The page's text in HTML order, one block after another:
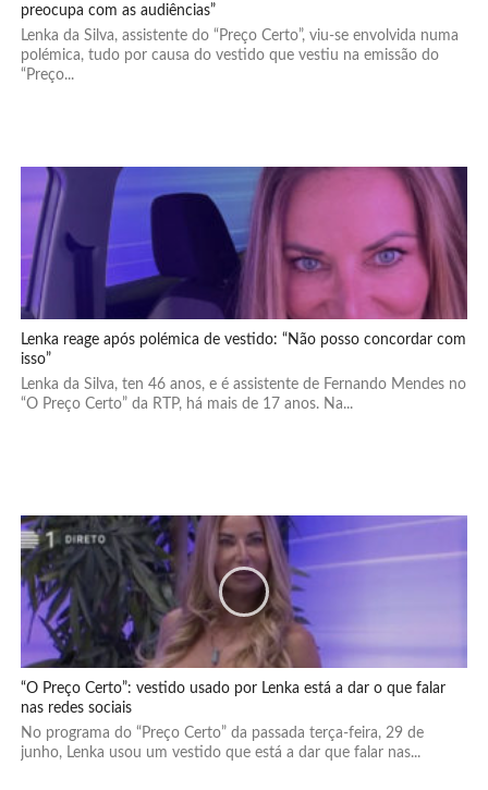
preocupa com as audiências”
Lenka da Silva, assistente do “Preço Certo”, viu-se envolvida numa
polémica, tudo por causa do vestido que vestiu na emissão do
“Preço...
Lenka reage após polémica de vestido: “Não posso concordar com
isso”
Lenka da Silva, ten 46 anos, e é assistente de Fernando Mendes no
“O Preço Certo” da RTP, há mais de 17 anos. Na...
“O Preço Certo”: vestido usado por Lenka está a dar o que falar
nas redes sociais
No programa do “Preço Certo” da passada terça-feira, 29 de
junho, Lenka usou um vestido que está a dar que falar nas...